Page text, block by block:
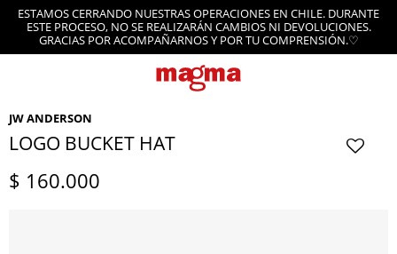
ESTAMOS CERRANDO NUESTRAS OPERACIONES EN CHILE. DURANTE
ESTE PROCESO, NO SE REALIZARÁN CAMBIOS NI DEVOLUCIONES.
GRACIAS POR ACOMPAÑARNOS Y POR TU COMPRENSIÓN.♡
JW ANDERSON
LOGO BUCKET HAT
$ 160.000